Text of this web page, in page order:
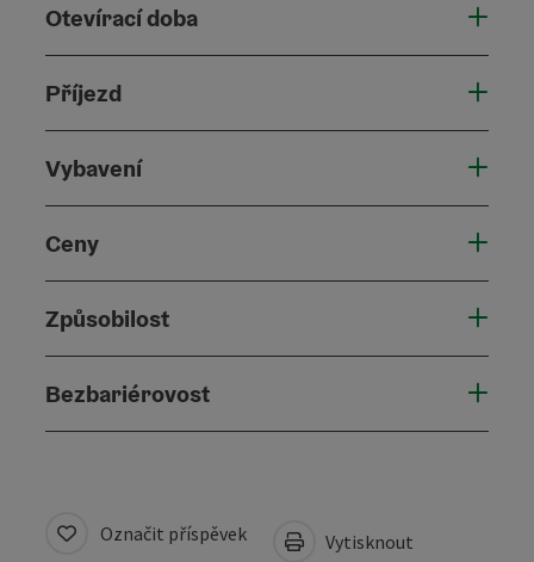
Otevírací doba
Příjezd
Vybavení
Ceny
Způsobilost
Bezbariérovost
Označit příspěvek
Vytisknout